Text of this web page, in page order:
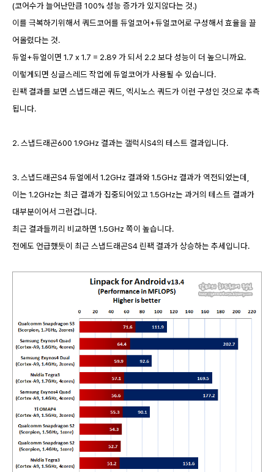
(코어수가 늘어난만큼 100% 성능 증가가 있지않다는 것.)
이를 극복하기위해서 쿼드코어를 듀얼코어+듀얼코어로 구성해서 효율을 끌
어올렸다는 것.
듀얼+듀얼이면 1.7 x 1.7 = 2.89 가 되서 2.2 보다 성능이 더 높으니까요.
이렇게되면 싱글스레드 작업에 듀얼코어가 사용될 수 있습니다.
린팩 결과를 보면 스냅드래곤 쿼드, 엑시노스 쿼드가 이런 구성인 것으로 추측
됩니다.
2. 스냅드래곤600 1.9GHz 결과는 갤럭시S4의 테스트 결과입니다.
3. 스냅드래곤S4 듀얼에서 1.2GHz 결과와 1.5GHz 결과가 역전되었는데,
이는 1.2GHz는 최근 결과가 집중되어있고 1.5GHz는 과거의 테스트 결과가
대부분이어서 그런겁니다.
최근 결과들끼리 비교하면 1.5GHz 쪽이 높습니다.
전에도 언급했듯이 최근 스냅드래곤S4 린팩 결과가 상승하는 추세입니다.